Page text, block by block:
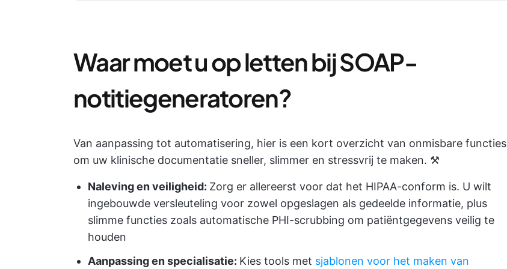
Waar moet u op letten bij SOAP-
notitiegeneratoren?
Van aanpassing tot automatisering, hier is een kort overzicht van onmisbare functies
om uw klinische documentatie sneller, slimmer en stressvrij te maken. ⚒️
Naleving en veiligheid: Zorg er allereerst voor dat het HIPAA-conform is. U wilt
ingebouwde versleuteling voor zowel opgeslagen als gedeelde informatie, plus
slimme functies zoals automatische PHI-scrubbing om patiëntgegevens veilig te
houden
Aanpassing en specialisatie: Kies tools met sjablonen voor het maken van